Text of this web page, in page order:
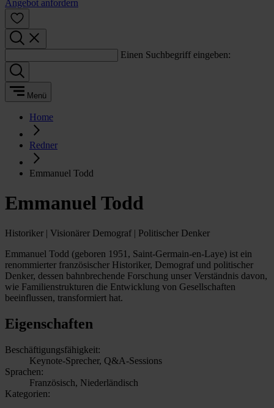
Angebot anfordern
Einen Suchbegriff eingeben:
Menü
Home
Redner
Emmanuel Todd
Emmanuel Todd
Historiker | Visionärer Demograf | Politischer Denker
Emmanuel Todd (geboren 1951, Saint-Germain-en-Laye) ist ein
renommierter französischer Historiker, Demograf und politischer
Denker, dessen bahnbrechende Forschung unser Verständnis davon,
wie Familienstrukturen die Entwicklung von Gesellschaften
beeinflussen, transformiert hat.
Eigenschaften
Beschäftigungsfähigkeit:
Keynote-Sprecher, Q&A-Sessions
Sprachen:
Französisch, Niederländisch
Kategorien: